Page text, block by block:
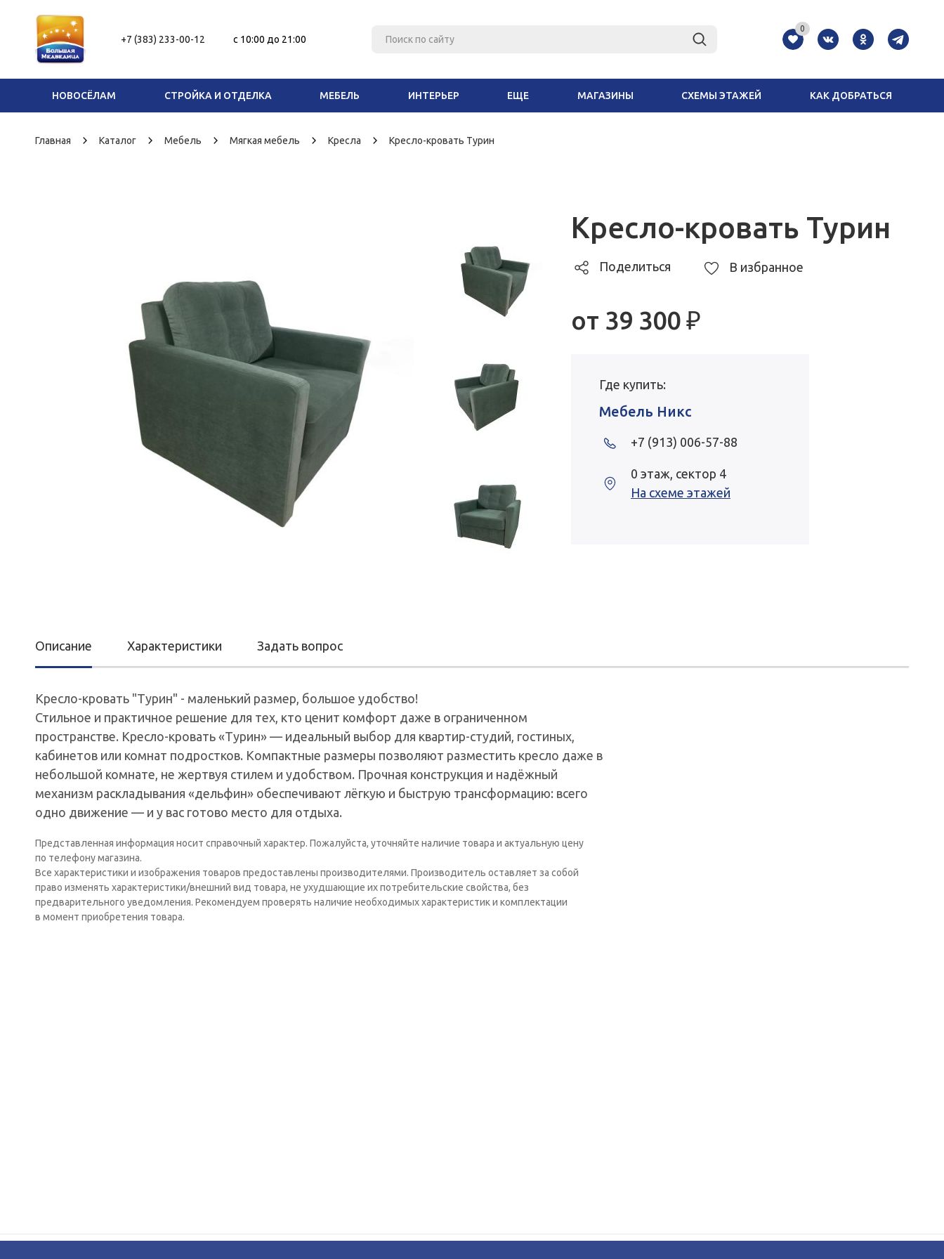
+7 (383) 233-00-12 c 10:00 до 21:00
0
НОВОСЁЛАМ СТРОЙКА И ОТДЕЛКА МЕБЕЛЬ ИНТЕРЬЕР ЕЩЕ МАГАЗИНЫ СХЕМЫ ЭТАЖЕЙ КАК ДОБРАТЬСЯ
Главная Каталог Мебель Мягкая мебель Кресла Кресло-кровать Турин
Кресло-кровать Турин
Поделиться В избранное
от 39 300₽
Где купить:
Мебель Никс
+7 (913) 006-57-88
0 этаж, сектор 4
На схеме этажей
Описание Характеристики Задать вопрос
Кресло-кровать "Турин" - маленький размер, большое удобство!
Стильное и практичное решение для тех, кто ценит комфорт даже в ограниченном
пространстве. Кресло-кровать «Турин» — идеальный выбор для квартир-студий, гостиных,
кабинетов или комнат подростков. Компактные размеры позволяют разместить кресло даже в
небольшой комнате, не жертвуя стилем и удобством. Прочная конструкция и надёжный
механизм раскладывания «дельфин» обеспечивают лёгкую и быструю трансформацию: всего
одно движение — и у вас готово место для отдыха.
Представленная информация носит справочный характер. Пожалуйста, уточняйте наличие товара и актуальную цену
по телефону магазина.
Все характеристики и изображения товаров предоставлены производителями. Производитель оставляет за собой
право изменять характеристики/внешний вид товара, не ухудшающие их потребительские свойства, без
предварительного уведомления. Рекомендуем проверять наличие необходимых характеристик и комплектации
в момент приобретения товара.